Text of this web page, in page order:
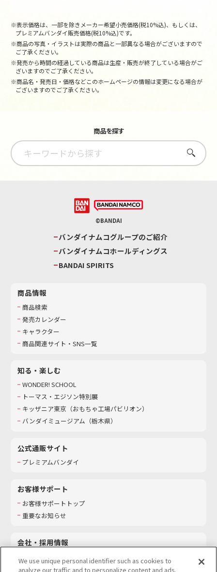
※表示価格は、一部を除きメーカー希望小売価格(税10%込)、もしくは、
プレミアムバンダイ販売価格(税10%込)です。
※商品の写真・イラストは実際の商品と一部異なる場合がございますので
ご了承ください。
※発売から時間の経過している商品は生産・販売が終了している場合がご
ざいますのでご了承ください。
※商品名・発売日・価格などこのホームページの情報は変更になる場合が
ございますのでご了承ください。
商品を探す
さがす
©BANDAI
バンダイナムコグループのご紹介
バンダイナムコホールディングス
BANDAI SPIRITS
商品情報
商品検索
発売カレンダー
キャラクター
商品関連サイト・SNS一覧
知る・楽しむ
WONDER! SCHOOL
トーマス・エジソン特別展
キッザニア東京（おもちゃ工場パビリオン）​
バンダイミュージアム（栃木県）
公式通販サイト
プレミアムバンダイ
お客様サポート
お客様サポートトップ
重要なお知らせ
会社・採用情報
採用情報
We use unique personal identifier such as cookies to
analyze our traffic and to personalize content and ads.